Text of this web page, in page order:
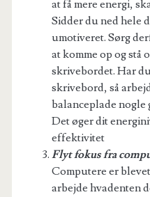
at få mere energi,
Sidder du ned hele
umotiveret. Sørg
at komme op og stå
skrivebordet. Har
skrivebord, så
balanceplade nogle
Det øger dit
effektivitet
Flyt fokus fra
Computere er
arbejde hvadenten